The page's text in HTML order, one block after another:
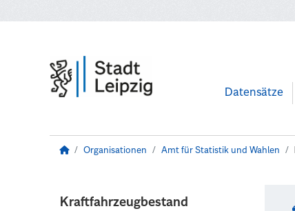
Datensätze
Organisationen Amt für Statistik und Wahlen
Kraftfahrzeugbestand